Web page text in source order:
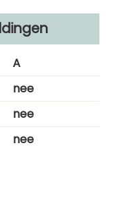
A
nee
nee
nee